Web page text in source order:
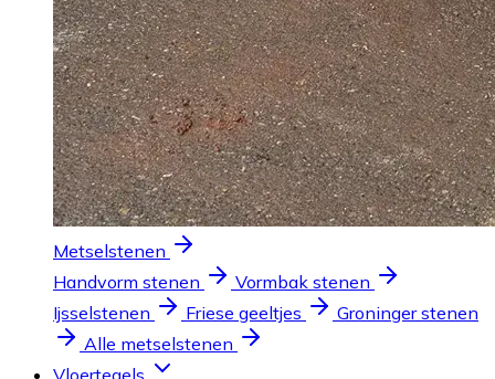
Metselstenen
Handvorm stenen
Vormbak stenen
Ijsselstenen
Friese geeltjes
Groninger stenen
Alle metselstenen
Vloertegels